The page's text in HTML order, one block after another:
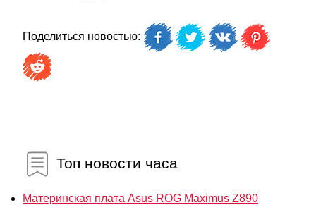
Поделиться новостью:
Топ новости часа
Материнская плата Asus ROG Maximus Z890